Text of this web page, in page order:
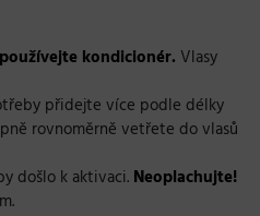
kondicionér. Vlasy
přidejte více podle délky
rovnoměrně vetřete do vlasů
došlo k aktivaci. Neoplachujte!